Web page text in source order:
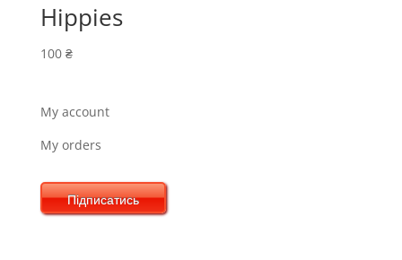
Hippies
100 ₴
My account
My orders
Підписатись